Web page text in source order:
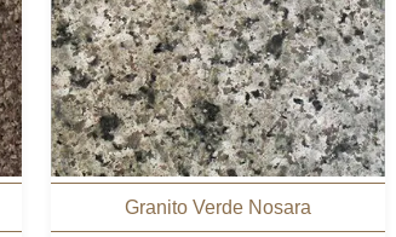
Granito Verde Nosara